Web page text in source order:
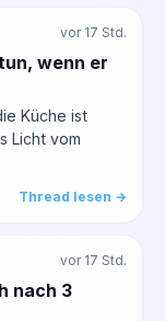
vor 17 Std.
wenn er
Küche ist
Licht vom
Thread lesen →
vor 17 Std.
nach 3